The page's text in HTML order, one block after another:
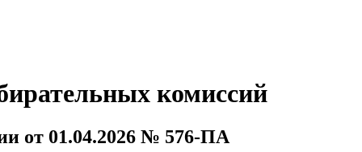
комиссий
от 01.04.2026 № 576-ПА